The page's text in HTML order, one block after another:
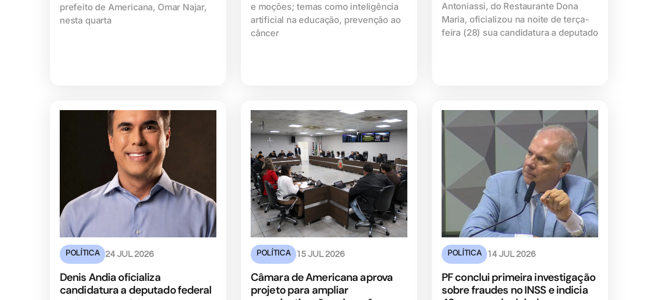
prefeito de Americana, Omar Najar,
nesta quarta
e moções; temas como inteligência
artificial na educação, prevenção ao
câncer
Antoniassi, do Restaurante Dona
Maria, oficializou na noite de terça-
feira (28) sua candidatura a deputado
POLÍTICA 24 JUL 2026
Denis Andia oficializa
candidatura a deputado federal
POLÍTICA 15 JUL 2026
Câmara de Americana aprova
projeto para ampliar
POLÍTICA 14 JUL 2026
PF conclui primeira investigação
sobre fraudes no INSS e indicia